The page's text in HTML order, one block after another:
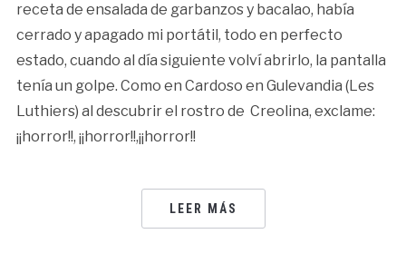
receta de ensalada de garbanzos y bacalao, había
cerrado y apagado mi portátil, todo en perfecto
estado, cuando al día siguiente volví abrirlo, la pantalla
tenía un golpe. Como en Cardoso en Gulevandia (Les
Luthiers) al descubrir el rostro de Creolina, exclame:
¡¡horror!!, ¡¡horror!!,¡¡horror!!
LEER MÁS